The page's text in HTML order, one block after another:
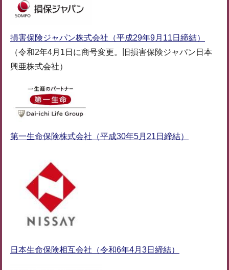
損害保険ジャパン株式会社（平成29年9月11日締結）
（令和2年4月1日に商号変更。旧損害保険ジャパン日本
興亜株式会社）
第一生命保険株式会社（平成30年5月21日締結）
日本生命保険相互会社（令和6年4月3日締結）